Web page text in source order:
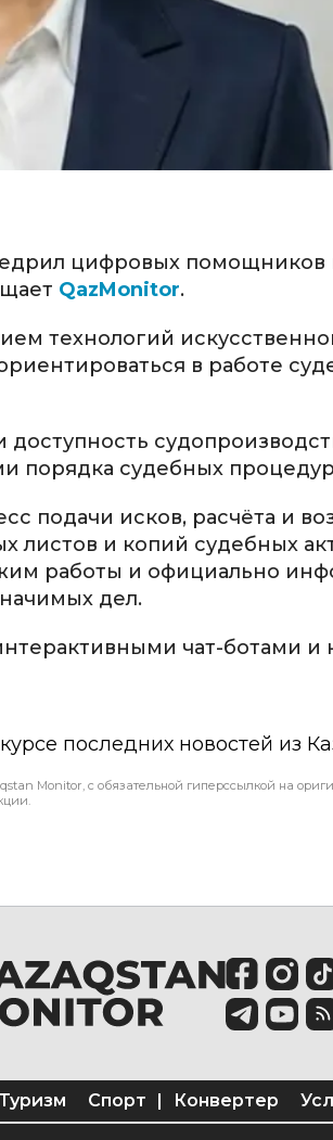
цифровых помощников
QazMonitor.
технологий
в работе
порядка судебных
подачи исков, расчёта и
и копий судебных
работы и официально
дел.
чат-ботами и
последних новостей из
Monitor, с обязательной гиперссылкой на
Туризм Спорт | Конвертер